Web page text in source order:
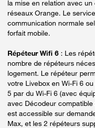
la mise en relation avec
réseaux Orange. Le
communication normale
forfait mobile.
Répéteur Wifi 6 : Les
nombre de répéteurs
logement. Le répéteur
votre Livebox en Wi-Fi 6
5 par du Wi-Fi 6 (avec
avec Décodeur
est accessible sur
Max, et les 2 répéteurs